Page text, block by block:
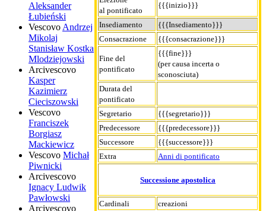
al pontificato
{{{inizio}}}
Insediamento
{{{Insediamento}}}
Consacrazione
{{{consacrazione}}}
Fine del
pontificato
{{{fine}}}
(per causa incerta o
sconosciuta)
Durata del
pontificato
Segretario
{{{segretario}}}
Predecessore
{{{predecessore}}}
Successore
{{{successore}}}
Extra
Anni di pontificato
Successione apostolica
Cardinali
creazioni
Aleksander
Łubieński
VescovoAndrzej
Mikolaj
Stanisław Kostka
Mlodziejowski
Arcivescovo
Kasper
Kazimierz
Cieciszowski
Vescovo
Franciszek
Borgiasz
Mackiewicz
Vescovo Michał
Piwnicki
Arcivescovo
Ignacy Ludwik
Pawłowski
Arcivescovo